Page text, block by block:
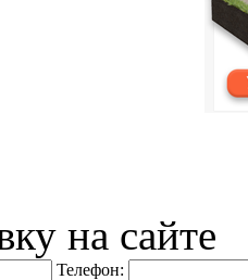
на сайте
Телефон: